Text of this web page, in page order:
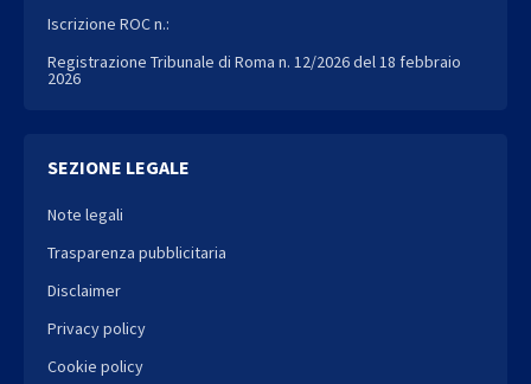
Iscrizione ROC n.:
Registrazione Tribunale di Roma n. 12/2026 del 18 febbraio
2026
SEZIONE LEGALE
Note legali
Trasparenza pubblicitaria
Disclaimer
Privacy policy
Cookie policy